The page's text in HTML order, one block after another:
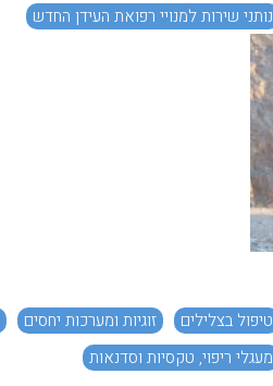
נותני שירות למנויי רפואת העידן החדש
טיפול בצלילים זוגיות ומערכות יחסים
מעגלי ריפוי, טקסיות וסדנאות